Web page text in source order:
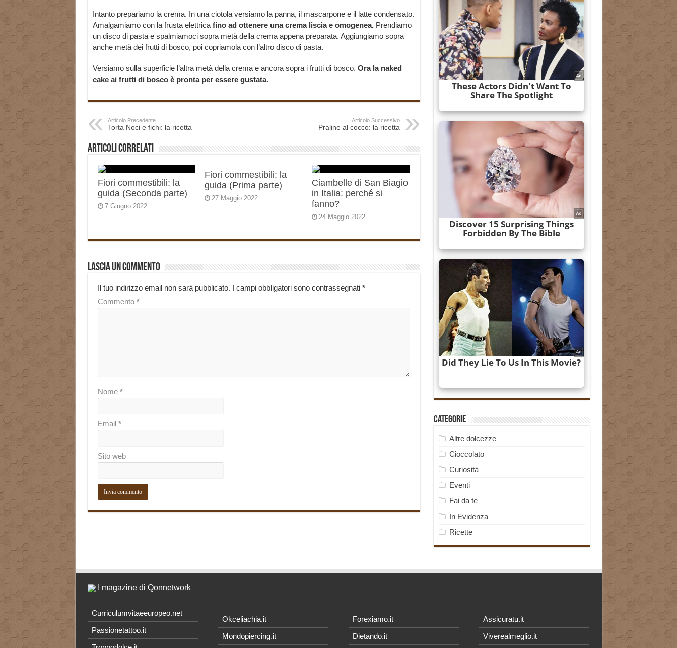
Intanto prepariamo la crema. In una ciotola versiamo la panna, il mascarpone e il latte condensato.
Amalgamiamo con la frusta elettrica fino ad ottenere una crema liscia e omogenea. Prendiamo
un disco di pasta e spalmiamoci sopra metà della crema appena preparata. Aggiungiamo sopra
anche metà dei frutti di bosco, poi copriamola con l’altro disco di pasta.
Versiamo sulla superficie l’altra metà della crema e ancora sopra i frutti di bosco. Ora la naked
cake ai frutti di bosco è pronta per essere gustata.
Articolo Precedente
Torta Noci e fichi: la ricetta
Articolo Successivo
Praline al cocco: la ricetta
Articoli correlati
Fiori commestibili: la
guida (Seconda parte)
7 Giugno 2022
Fiori commestibili: la
guida (Prima parte)
27 Maggio 2022
Ciambelle di San Biagio
in Italia: perché si
fanno?
24 Maggio 2022
Lascia un commento
Il tuo indirizzo email non sarà pubblicato. I campi obbligatori sono contrassegnati *
Commento *
Nome *
Email *
Sito web
Categorie
Altre dolcezze
Cioccolato
Curiosità
Eventi
Fai da te
In Evidenza
Ricette
I magazine di Qonnetwork
Curriculumvitaeeuropeo.net
Passionetattoo.it
Okceliachia.it
Mondopiercing.it
Forexiamo.it
Dietando.it
Assicuratu.it
Viverealmeglio.it